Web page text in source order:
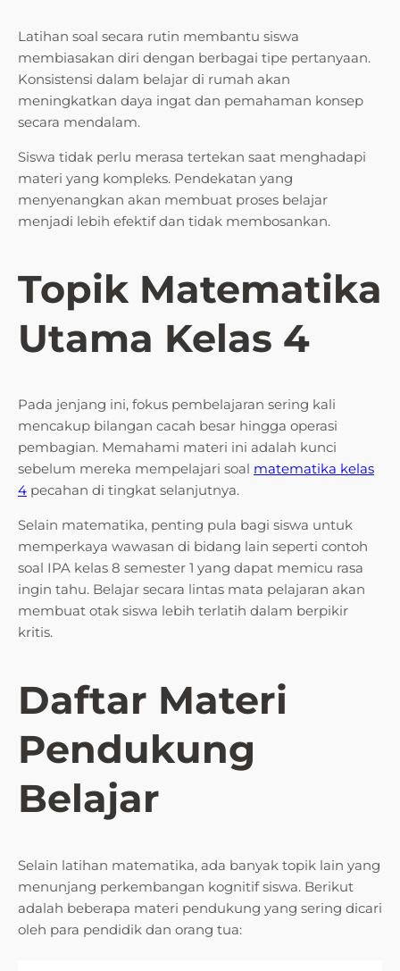
Latihan soal secara rutin membantu siswa
membiasakan diri dengan berbagai tipe pertanyaan.
Konsistensi dalam belajar di rumah akan
meningkatkan daya ingat dan pemahaman konsep
secara mendalam.
Siswa tidak perlu merasa tertekan saat menghadapi
materi yang kompleks. Pendekatan yang
menyenangkan akan membuat proses belajar
menjadi lebih efektif dan tidak membosankan.
Topik Matematika
Utama Kelas 4
Pada jenjang ini, fokus pembelajaran sering kali
mencakup bilangan cacah besar hingga operasi
pembagian. Memahami materi ini adalah kunci
sebelum mereka mempelajari soal matematika kelas
4 pecahan di tingkat selanjutnya.
Selain matematika, penting pula bagi siswa untuk
memperkaya wawasan di bidang lain seperti contoh
soal IPA kelas 8 semester 1 yang dapat memicu rasa
ingin tahu. Belajar secara lintas mata pelajaran akan
membuat otak siswa lebih terlatih dalam berpikir
kritis.
Daftar Materi
Pendukung
Belajar
Selain latihan matematika, ada banyak topik lain yang
menunjang perkembangan kognitif siswa. Berikut
adalah beberapa materi pendukung yang sering dicari
oleh para pendidik dan orang tua: